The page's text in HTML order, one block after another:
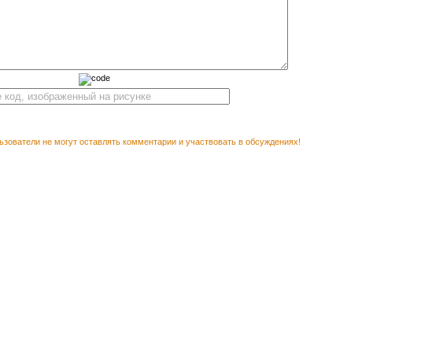
не могут оставлять комментарии и участвовать в обсуждениях!